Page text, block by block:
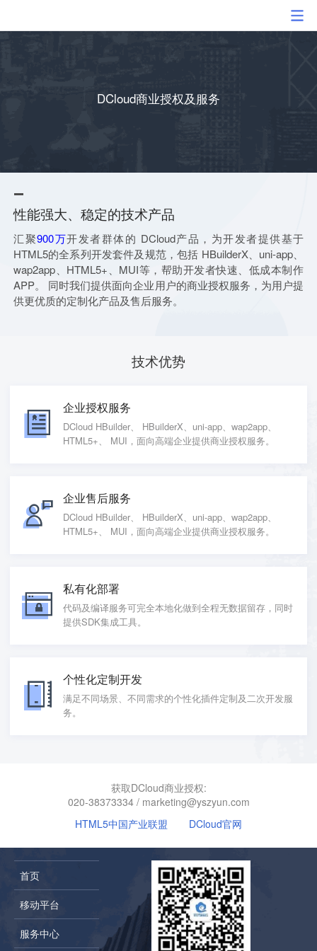
DCloud商业授权及服务
性能强大、稳定的技术产品
汇聚900万开发者群体的 DCloud产品，为开发者提供基于
HTML5的全系列开发套件及规范，包括 HBuilderX、uni-app、
wap2app、HTML5+、MUI等，帮助开发者快速、低成本制作
APP。 同时我们提供面向企业用户的商业授权服务，为用户提
供更优质的定制化产品及售后服务。
技术优势
企业授权服务
DCloud HBuilder、 HBuilderX、uni-app、wap2app、
HTML5+、 MUI，面向高端企业提供商业授权服务。
企业售后服务
DCloud HBuilder、 HBuilderX、uni-app、wap2app、
HTML5+、 MUI，面向高端企业提供商业授权服务。
私有化部署
代码及编译服务可完全本地化做到全程无数据留存，同时
提供SDK集成工具。
个性化定制开发
满足不同场景、不同需求的个性化插件定制及二次开发服
务。
获取DCloud商业授权:
020-38373334 / marketing@yszyun.com
HTML5中国产业联盟
DCloud官网
首页
移动平台
服务中心